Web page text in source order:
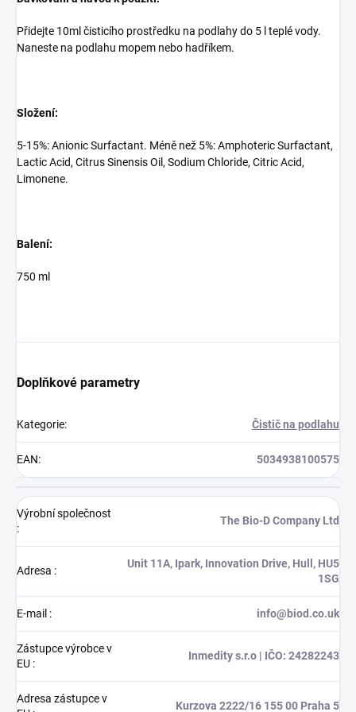
Přidejte 10ml čisticího prostředku na podlahy do 5 l teplé vody.
Naneste na podlahu mopem nebo hadříkem.
Složení:
5-15%: Anionic Surfactant. Méně než 5%: Amphoteric Surfactant,
Lactic Acid, Citrus Sinensis Oil, Sodium Chloride, Citric Acid,
Limonene.
Balení:
750 ml
Doplňkové parametry
Kategorie: Čistič na podlahu
EAN: 5034938100575
Výrobní společnost
:
The Bio-D Company Ltd
Adresa :
Unit 11A, Ipark, Innovation Drive, Hull, HU5
1SG
E-mail : info@biod.co.uk
Zástupce výrobce v
EU :
Inmedity s.r.o | IČO: 24282243
Adresa zástupce v
Kurzova 2222/16 155 00 Praha 5